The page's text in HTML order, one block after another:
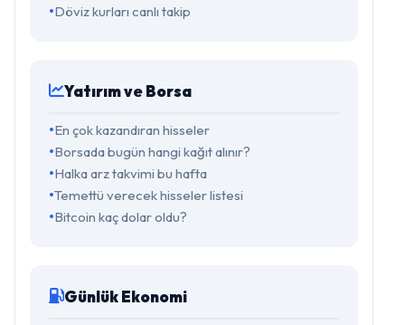
Döviz kurları canlı takip
Yatırım ve Borsa
En çok kazandıran hisseler
Borsada bugün hangi kağıt alınır?
Halka arz takvimi bu hafta
Temettü verecek hisseler listesi
Bitcoin kaç dolar oldu?
Günlük Ekonomi